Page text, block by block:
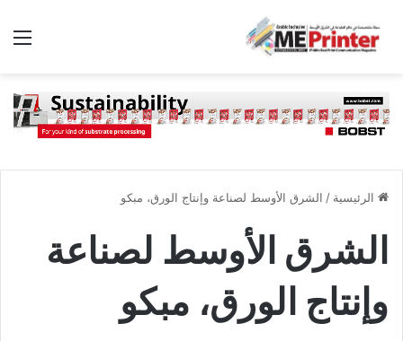
الرئيسية / الشرق الأوسط لصناعة وإنتاج الورق، مبكو
الشرق الأوسط لصناعة
وإنتاج الورق، مبكو